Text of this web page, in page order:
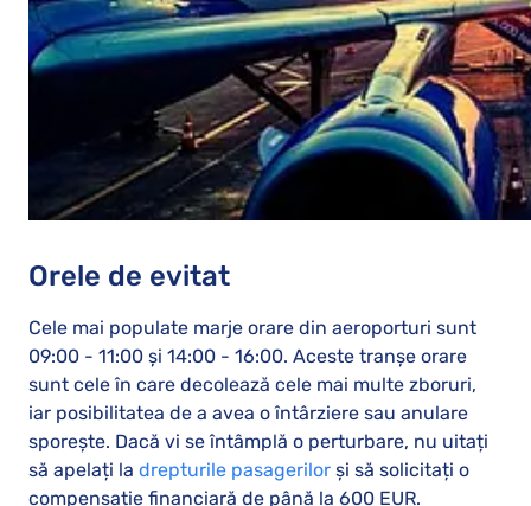
Orele de evitat
Cele mai populate marje orare din aeroporturi sunt
09:00 - 11:00 și 14:00 - 16:00. Aceste tranșe orare
sunt cele în care decolează cele mai multe zboruri,
iar posibilitatea de a avea o întârziere sau anulare
sporește. Dacă vi se întâmplă o perturbare, nu uitați
să apelați la drepturile pasagerilor și să solicitați o
compensație financiară de până la 600 EUR.